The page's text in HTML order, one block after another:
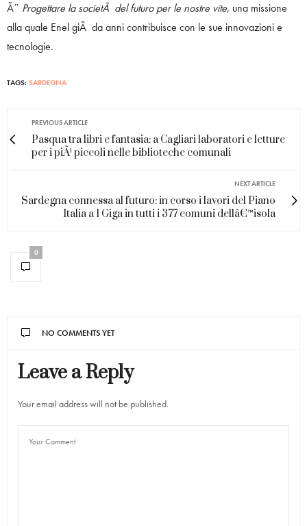
Ã¨ Progettare la societÃ del futuro per le nostre vite, una missione
alla quale Enel giÃ da anni contribuisce con le sue innovazioni e
tecnologie.
TAGS: SARDEGNA
PREVIOUS ARTICLE
Pasqua tra libri e fantasia: a Cagliari laboratori e letture
per i piÃ¹ piccoli nelle biblioteche comunali
NEXT ARTICLE
Sardegna connessa al futuro: in corso i lavori del Piano
Italia a 1 Giga in tutti i 377 comuni dellâ€™isola
0
NO COMMENTS YET
Leave a Reply
Your email address will not be published.